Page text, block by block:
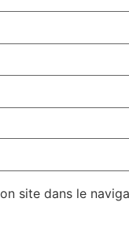
site dans le